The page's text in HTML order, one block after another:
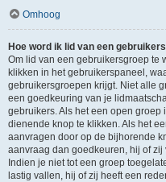
Omhoog
Hoe word ik lid van een
Om lid van een gebruikersgroep te
klikken in het gebruikerspaneel,
gebruikersgroepen krijgt. Niet alle
een goedkeuring van je
gebruikers. Als het een open
dienende knop te klikken. Als het
aanvragen door op de bijhorende
aanvraag dan goedkeuren, hij of
Indien je niet tot een groep
lastig vallen, hij of zij heeft een